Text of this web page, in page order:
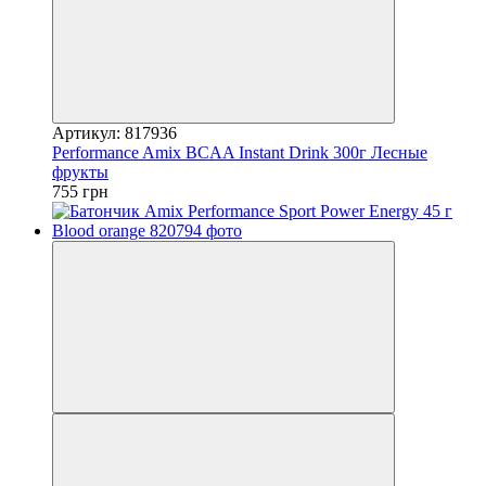
Артикул: 817936
Performance Amix BCAA Instant Drink 300г Лесные
фрукты
755 грн